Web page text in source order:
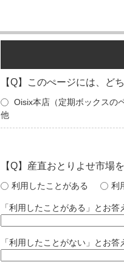
【Q】このぺージには、ど
Oisix本店（定期ボックス
他
【Q】産直おとりよせ市場
利用したことがある 利
「利用したことがある」とお
「利用したことがない」とお